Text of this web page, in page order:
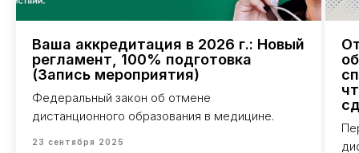
Ваша аккредитация в 2026 г.: Новый
регламент, 100% подготовка
(Запись мероприятия)
Федеральный закон об отмене
дистанционного образования в медицине.
23 сентября 2025
Неврология
Детская нутрициология
О нашем центре
Основные сведения
Отзывы
Контакты